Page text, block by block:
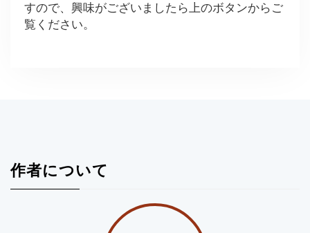
すので、興味がございましたら上のボタンからご
覧ください。
作者について